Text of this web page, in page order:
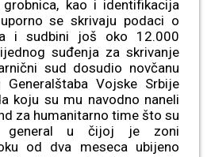
kao i identifikacija
se skrivaju podaci o
i sudbini još oko 12.000
suđenja za skrivanje
sud dosudio novčanu
Generalštaba Vojske Srbije
koju su mu navodno naneli
za humanitarno time što su
general u čijoj je zoni
od dva meseca ubijeno